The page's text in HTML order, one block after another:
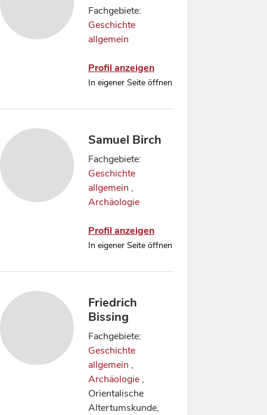
Fachgebiete:
Geschichte
allgemein
Profil anzeigen
In eigener Seite öffnen
Samuel Birch
Fachgebiete:
Geschichte
allgemein ,
Archäologie
Profil anzeigen
In eigener Seite öffnen
Friedrich
Bissing
Fachgebiete:
Geschichte
allgemein ,
Archäologie ,
Orientalische
Altertumskunde,